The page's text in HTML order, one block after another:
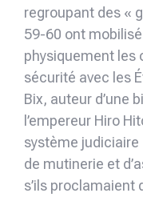
regroupant des «
59-60 ont
physiquement les
sécurité avec les
Bix, auteur d’une
l’empereur Hiro
système
de mutinerie et
s’ils proclamaient